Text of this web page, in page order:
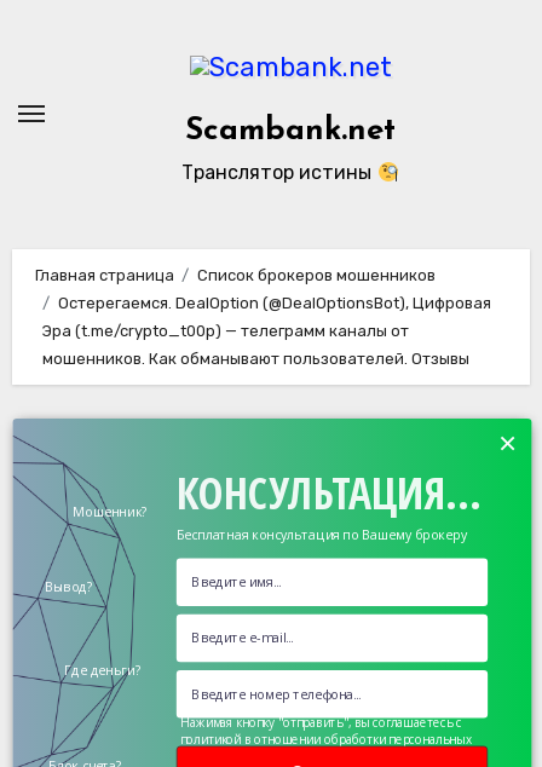
Scambank.net
Транслятор истины
Главная страница
Список брокеров мошенников
Остерегаемся. DealOption (@DealOptionsBot), Цифровая
Эра (t.me/crypto_t00p) — телеграмм каналы от
мошенников. Как обманывают пользователей. Отзывы
КОНСУЛЬТАЦИЯ...
Бесплатная консультация по Вашему брокеру
Мошенник?
Вывод?
Где деньги?
×
Нажимая кнопку "отправить", вы соглашаетесь с
политикой в отношении обработки персональных